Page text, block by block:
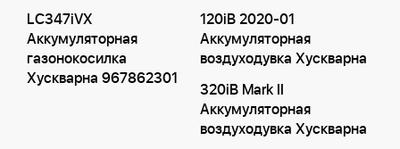
LC347iVX
Аккумуляторная
газонокосилка
Хускварна 967862301
120iB 2020-01
Аккумуляторная
воздуходувка Хускварна
320iB Mark II
Аккумуляторная
воздуходувка Хускварна